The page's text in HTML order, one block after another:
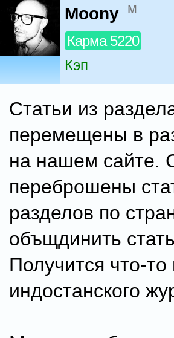
Moony м
Карма 5220
Кэп
Статьи из
перемещены в
на нашем сайте.
переброшены
разделов по
объщдинить
Получится что-то
индостанского